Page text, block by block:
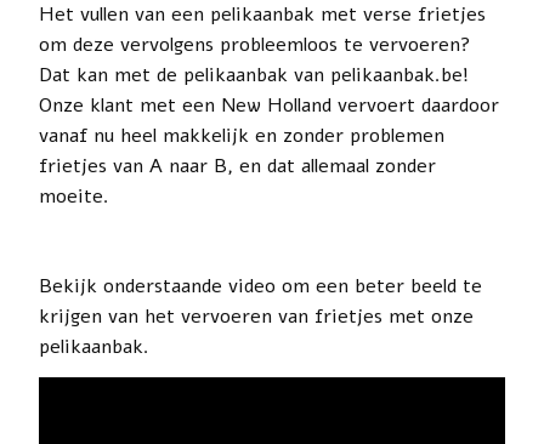
Het vullen van een pelikaanbak met verse frietjes
om deze vervolgens probleemloos te vervoeren?
Dat kan met de pelikaanbak van pelikaanbak.be!
Onze klant met een New Holland vervoert daardoor
vanaf nu heel makkelijk en zonder problemen
frietjes van A naar B, en dat allemaal zonder
moeite.
Bekijk onderstaande video om een beter beeld te
krijgen van het vervoeren van frietjes met onze
pelikaanbak.